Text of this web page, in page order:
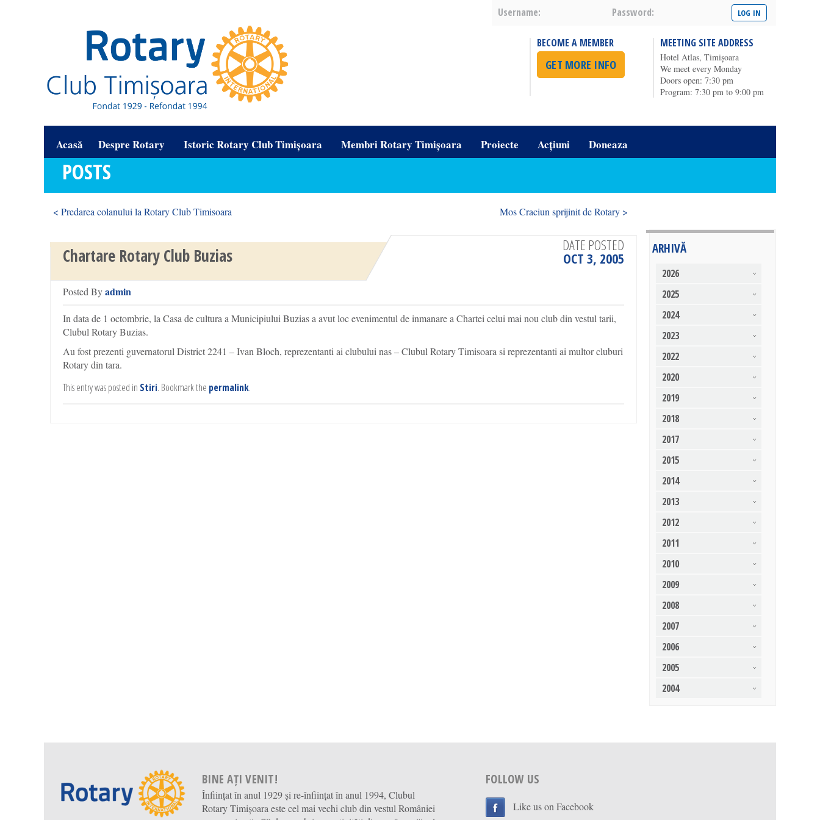
Username: Password:
BECOME A MEMBER
GET MORE INFO
MEETING SITE ADDRESS
Hotel Atlas, Timișoara
We meet every Monday
Doors open: 7:30 pm
Program: 7:30 pm to 9:00 pm
Acasă Despre Rotary Istoric Rotary Club Timișoara Membri Rotary Timișoara Proiecte Acțiuni Doneaza
POSTS
< Predarea colanului la Rotary Club Timisoara Mos Craciun sprijinit de Rotary >
Chartare Rotary Club Buzias
Posted Byadmin
DATE POSTED
OCT 3, 2005
In data de 1 octombrie, la Casa de cultura a Municipiului Buzias a avut loc evenimentul de inmanare a Chartei celui mai nou club din vestul tarii,
Clubul Rotary Buzias.
Au fost prezenti guvernatorul District 2241 – Ivan Bloch, reprezentanti ai clubului nas – Clubul Rotary Timisoara si reprezentanti ai multor cluburi
Rotary din tara.
This entry was posted in Stiri. Bookmark the permalink.
ARHIVĂ
2026
2025
2024
2023
2022
2020
2019
2018
2017
2015
2014
2013
2012
2011
2010
2009
2008
2007
2006
2005
2004
BINE AȚI VENIT!
Înființat în anul 1929 și re-înființat în anul 1994, Clubul
Rotary Timișoara este cel mai vechi club din vestul României
FOLLOW US
Like us on Facebook